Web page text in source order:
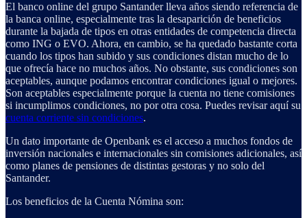
El banco online del grupo Santander lleva años siendo referencia de
la banca online, especialmente tras la desaparición de beneficios
durante la bajada de tipos en otras entidades de competencia directa
como ING o EVO. Ahora, en cambio, se ha quedado bastante corta
cuando los tipos han subido y sus condiciones distan mucho de lo
que ofrecía hace no muchos años. No obstante, sus condiciones son
aceptables, aunque podamos encontrar condiciones igual o mejores.
Son aceptables especialmente porque la cuenta no tiene comisiones
si incumplimos condiciones, no por otra cosa. Puedes revisar aquí su
cuenta corriente sin condiciones.
Un dato importante de Openbank es el acceso a muchos fondos de
inversión nacionales e internacionales sin comisiones adicionales, así
como planes de pensiones de distintas gestoras y no solo del
Santander.
Los beneficios de la Cuenta Nómina son: